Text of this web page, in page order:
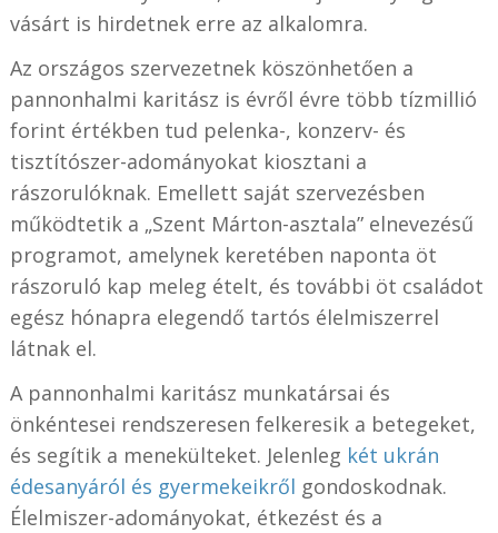
vásárt is hirdetnek erre az alkalomra.
Az országos szervezetnek köszönhetően a
pannonhalmi karitász is évről évre több tízmillió
forint értékben tud pelenka-, konzerv- és
tisztítószer-adományokat kiosztani a
rászorulóknak. Emellett saját szervezésben
működtetik a „Szent Márton-asztala” elnevezésű
programot, amelynek keretében naponta öt
rászoruló kap meleg ételt, és további öt családot
egész hónapra elegendő tartós élelmiszerrel
látnak el.
A pannonhalmi karitász munkatársai és
önkéntesei rendszeresen felkeresik a betegeket,
és segítik a menekülteket. Jelenleg két ukrán
édesanyáról és gyermekeikről gondoskodnak.
Élelmiszer-adományokat, étkezést és a